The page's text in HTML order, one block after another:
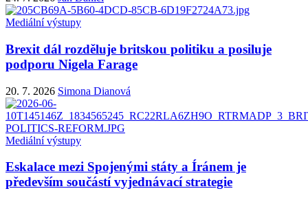
Mediální výstupy
Brexit dál rozděluje britskou politiku a posiluje
podporu Nigela Farage
20. 7. 2026 Simona Dianová
Mediální výstupy
Eskalace mezi Spojenými státy a Íránem je
především součástí vyjednávací strategie